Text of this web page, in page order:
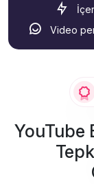
Video
YouTube